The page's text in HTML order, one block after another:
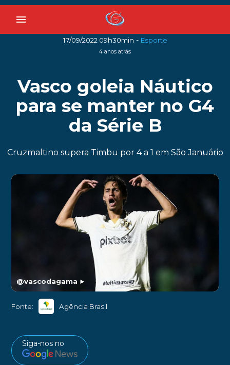
menu
17/09/2022 09h30min - Esporte
4 anos atrás
Vasco goleia Náutico
para se manter no G4
da Série B
Cruzmaltino supera Timbu por 4 a 1 em São Januário
@vascodagama ►
Fonte: Agência Brasil
Siga-nos no